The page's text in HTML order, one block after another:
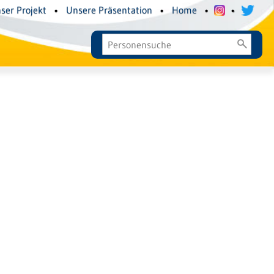
Projekt • Unsere Präsentation • Home • •